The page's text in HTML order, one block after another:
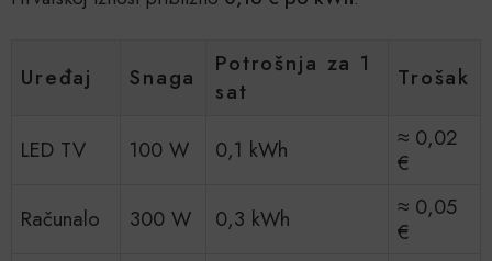
Uređaj Snaga
Potrošnja za 1
sat
Trošak
LED TV 100 W 0,1 kWh
≈ 0,02
€
Računalo
300 W 0,3 kWh
≈ 0,05
€